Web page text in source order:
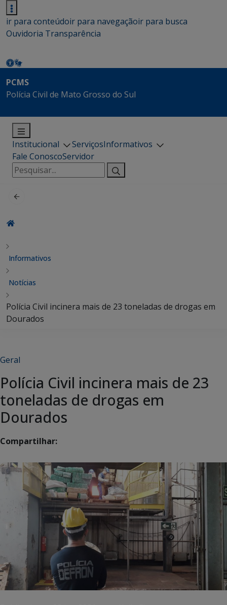
ir para conteúdoir para navegaçãoir para busca
Ouvidoria Transparência
PCMS
Polícia Civil de Mato Grosso do Sul
Institucional ServiçosInformativos
Fale ConoscoServidor
Pesquisar
por:
Informativos
Notícias
Polícia Civil incinera mais de 23 toneladas de drogas em
Dourados
Geral
Polícia Civil incinera mais de 23
toneladas de drogas em
Dourados
Compartilhar: